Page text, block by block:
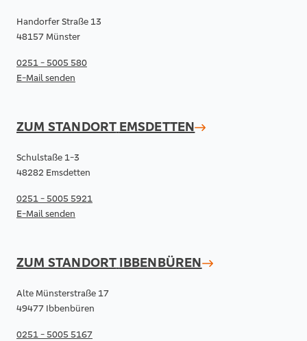
Handorfer Straße 13
48157 Münster
0251 - 5005 580
E-Mail senden
ZUM STANDORT EMSDETTEN
Schulstaße 1-3
48282 Emsdetten
0251 - 5005 5921
E-Mail senden
ZUM STANDORT IBBENBÜREN
Alte Münsterstraße 17
49477 Ibbenbüren
0251 - 5005 5167